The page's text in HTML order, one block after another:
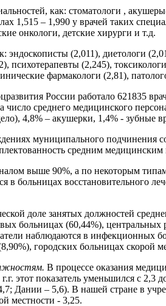
как: стоматологи ,
1,515 – 1,990 у врачей таких
онкологи, детские хирурги и т.д.
эндоскописты (2,011), диетологи
(2,245),
фармакологи (2,81),
России работало 621835
число среднего медицинского
4,8% – акушерки, 1,4% - зубные
муниципального подчинения
средним медицинским
выше 90%, а по некоторым
в больницах восстановительного
доле занятых должностей
больницах (60,44%),
наблюдаются в инфекционных
городских больницах скорой
В процессе оказания
этот показатель уменьшился с
Дании – 5,6). В нашей стране в
местности - 3,25.